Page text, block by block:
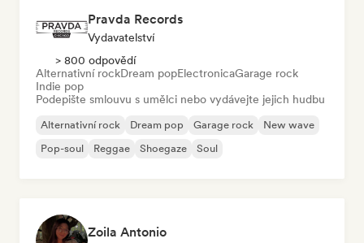
Pravda Records
Vydavatelství
> 800 odpovědí
Alternativní rockDream popElectronicaGarage rock
Indie pop
Podepište smlouvu s umělci nebo vydávejte jejich hudbu
Alternativní rock Dream pop Garage rock
New wave
Pop-soul
Reggae Shoegaze Soul
Zoila Antonio